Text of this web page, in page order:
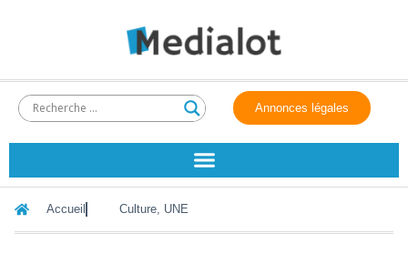
Annonces légales
Accueil Culture, UNE